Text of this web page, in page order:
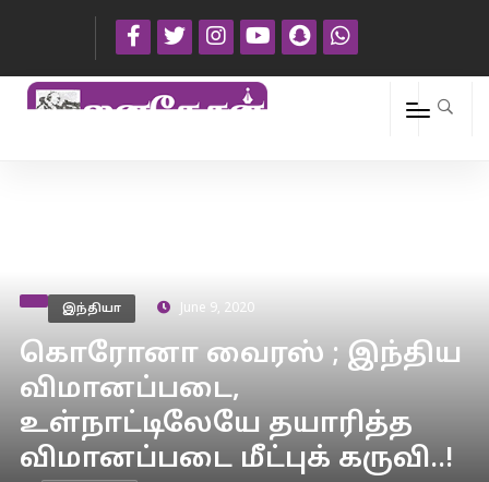
இந்தியா June 9, 2020
கொரோனா வைரஸ் ; இந்திய
விமானப்படை,
உள்நாட்டிலேயே தயாரித்த
விமானப்படை மீட்புக் கருவி..!